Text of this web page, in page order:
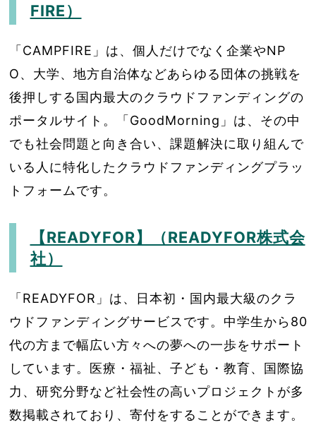
FIRE）
「CAMPFIRE」は、個人だけでなく企業やNP
O、大学、地方自治体などあらゆる団体の挑戦を
後押しする国内最大のクラウドファンディングの
ポータルサイト。「GoodMorning」は、その中
でも社会問題と向き合い、課題解決に取り組んで
いる人に特化したクラウドファンディングプラッ
トフォームです。
【READYFOR】（READYFOR株式会
社）
「READYFOR」は、日本初・国内最大級のクラ
ウドファンディングサービスです。中学生から80
代の方まで幅広い方々への夢への一歩をサポート
しています。医療・福祉、子ども・教育、国際協
力、研究分野など社会性の高いプロジェクトが多
数掲載されており、寄付をすることができます。